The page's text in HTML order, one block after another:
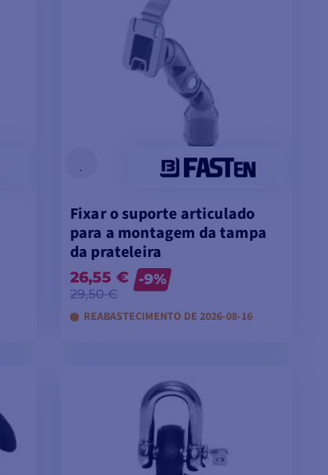
Fixar o suporte articulado
para a montagem da tampa
da prateleira
26,55 €
29,50 €
-9%
REABASTECIMENTO DE 2026-08-16